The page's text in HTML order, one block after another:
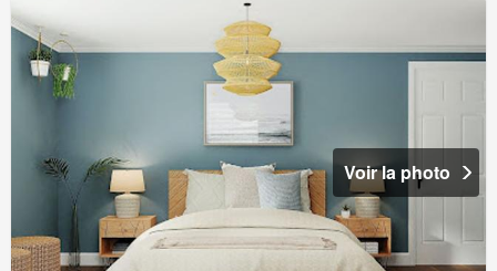
Voir la photo